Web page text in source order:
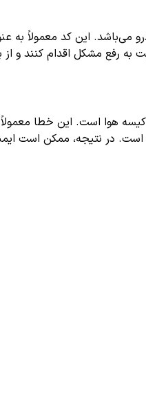
این کد معمولاً به
رفع مشکل اقدام کنند و از
کیسه هوا است. این خطا
در نتیجه، ممکن است